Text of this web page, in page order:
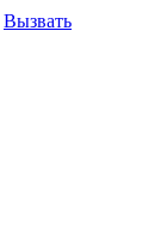
Вызвать